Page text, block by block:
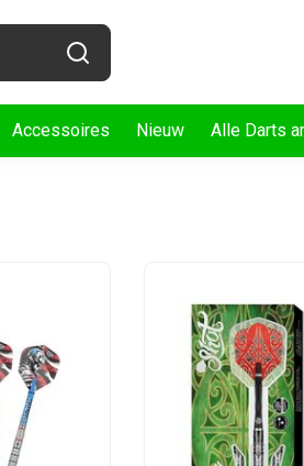
Accessoires Nieuw Alle Darts